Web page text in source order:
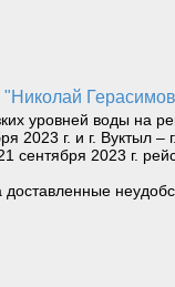
"Николай
уровней воды на
2023 г. и г. Вуктыл –
2023 г.